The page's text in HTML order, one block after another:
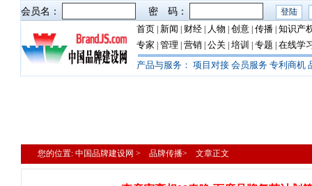
会员名：
密 码：
首页 新闻 财经 人物 创意 传播 知识产
专家 管理 营销 公关 培训 专题 在线学
产品与服务： 项目对接 会员服务 专利商机
您的位置: 中国品牌建设网 > 品牌传播> 文章正文